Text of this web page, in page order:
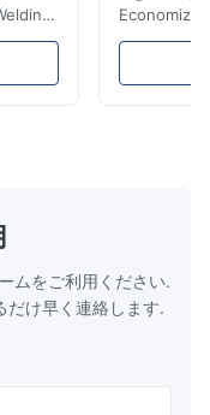
Product
industrial
ムをご利用ください.
だけ早く連絡します.